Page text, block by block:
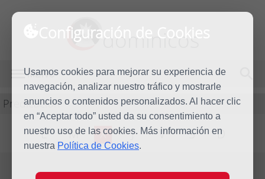
Configuración de Cookies
Usamos cookies para mejorar su experiencia de
navegación, analizar nuestro tráfico y mostrarle
anuncios o contenidos personalizados. Al hacer clic
en “Aceptar todo” usted da su consentimiento a
nuestro uso de las cookies. Más información en
nuestra Política de Cookies.
dominicos
MENÚ
Predicación
L M X J V S D